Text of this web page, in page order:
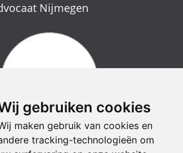
gebruiken cookies
maken gebruik van cookies en
tracking-technologieën om
Nijmegen